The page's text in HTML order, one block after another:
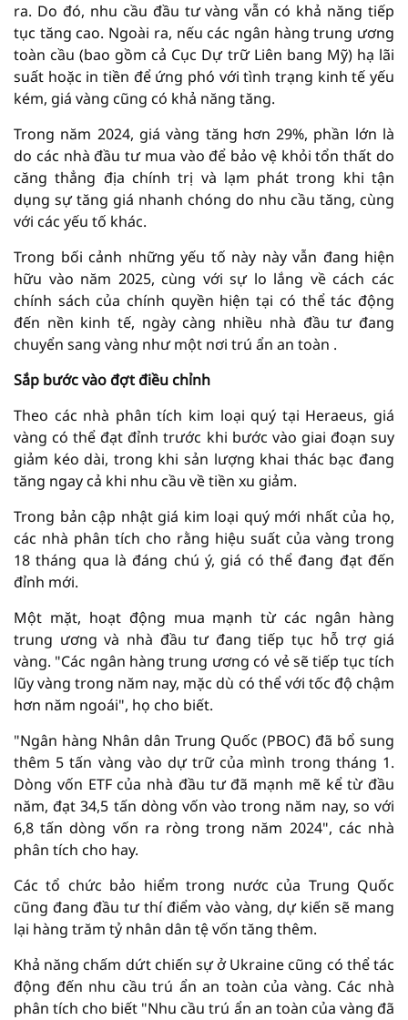
ra. Do đó, nhu cầu đầu tư vàng vẫn có khả năng tiếp
tục tăng cao. Ngoài ra, nếu các ngân hàng trung ương
toàn cầu (bao gồm cả Cục Dự trữ Liên bang Mỹ) hạ lãi
suất hoặc in tiền để ứng phó với tình trạng kinh tế yếu
kém, giá vàng cũng có khả năng tăng.
Trong năm 2024, giá vàng tăng hơn 29%, phần lớn là
do các nhà đầu tư mua vào để bảo vệ khỏi tổn thất do
căng thẳng địa chính trị và lạm phát trong khi tận
dụng sự tăng giá nhanh chóng do nhu cầu tăng, cùng
với các yếu tố khác.
Trong bối cảnh những yếu tố này này vẫn đang hiện
hữu vào năm 2025, cùng với sự lo lắng về cách các
chính sách của chính quyền hiện tại có thể tác động
đến nền kinh tế, ngày càng nhiều nhà đầu tư đang
chuyển sang vàng như một nơi trú ẩn an toàn .
Sắp bước vào đợt điều chỉnh
Theo các nhà phân tích kim loại quý tại Heraeus, giá
vàng có thể đạt đỉnh trước khi bước vào giai đoạn suy
giảm kéo dài, trong khi sản lượng khai thác bạc đang
tăng ngay cả khi nhu cầu về tiền xu giảm.
Trong bản cập nhật giá kim loại quý mới nhất của họ,
các nhà phân tích cho rằng hiệu suất của vàng trong
18 tháng qua là đáng chú ý, giá có thể đang đạt đến
đỉnh mới.
Một mặt, hoạt động mua mạnh từ các ngân hàng
trung ương và nhà đầu tư đang tiếp tục hỗ trợ giá
vàng. "Các ngân hàng trung ương có vẻ sẽ tiếp tục tích
lũy vàng trong năm nay, mặc dù có thể với tốc độ chậm
hơn năm ngoái", họ cho biết.
"Ngân hàng Nhân dân Trung Quốc (PBOC) đã bổ sung
thêm 5 tấn vàng vào dự trữ của mình trong tháng 1.
Dòng vốn ETF của nhà đầu tư đã mạnh mẽ kể từ đầu
năm, đạt 34,5 tấn dòng vốn vào trong năm nay, so với
6,8 tấn dòng vốn ra ròng trong năm 2024", các nhà
phân tích cho hay.
Các tổ chức bảo hiểm trong nước của Trung Quốc
cũng đang đầu tư thí điểm vào vàng, dự kiến ​​sẽ mang
lại hàng trăm tỷ nhân dân tệ vốn tăng thêm.
Khả năng chấm dứt chiến sự ở Ukraine cũng có thể tác
động đến nhu cầu trú ẩn an toàn của vàng. Các nhà
phân tích cho biết "Nhu cầu trú ẩn an toàn của vàng đã